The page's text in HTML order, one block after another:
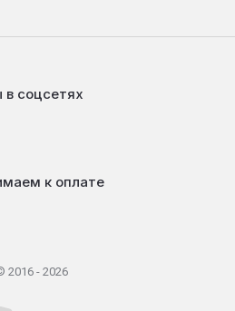
соцсетях
к оплате
2016 - 2026